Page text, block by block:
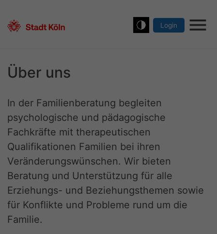
der
Webseite
dem
Webseite
der
der
Webseite
dem
Webseite
Login
Über uns
In der Familienberatung begleiten
psychologische und pädagogische
Fachkräfte mit therapeutischen
Qualifikationen Familien bei ihren
Veränderungswünschen. Wir bieten
Beratung und Unterstützung für alle
Erziehungs- und Beziehungsthemen sowie
für Konflikte und Probleme rund um die
Familie.